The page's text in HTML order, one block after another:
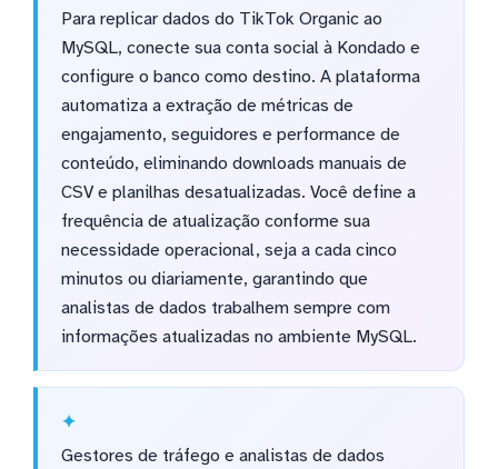
Para replicar dados do TikTok Organic ao
MySQL, conecte sua conta social à Kondado e
configure o banco como destino. A plataforma
automatiza a extração de métricas de
engajamento, seguidores e performance de
conteúdo, eliminando downloads manuais de
CSV e planilhas desatualizadas. Você define a
frequência de atualização conforme sua
necessidade operacional, seja a cada cinco
minutos ou diariamente, garantindo que
analistas de dados trabalhem sempre com
informações atualizadas no ambiente MySQL.
Gestores de tráfego e analistas de dados